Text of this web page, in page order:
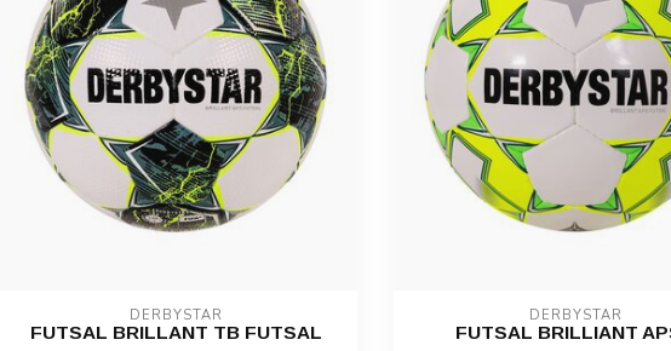
DERBYSTAR
FUTSAL BRILLANT TB FUTSAL
DERBYSTAR
FUTSAL BRILLIANT